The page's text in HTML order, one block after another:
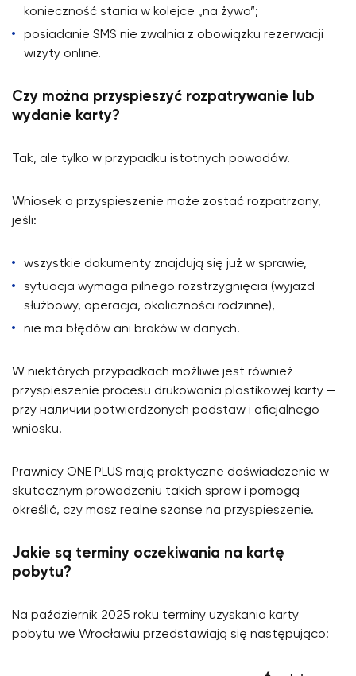
konieczność stania w kolejce „na żywo”;
posiadanie SMS nie zwalnia z obowiązku rezerwacji
wizyty online.
Czy można przyspieszyć rozpatrywanie lub
wydanie karty?
Tak, ale tylko w przypadku istotnych powodów.
Wniosek o przyspieszenie może zostać rozpatrzony,
jeśli:
wszystkie dokumenty znajdują się już w sprawie,
sytuacja wymaga pilnego rozstrzygnięcia (wyjazd
służbowy, operacja, okoliczności rodzinne),
nie ma błędów ani braków w danych.
W niektórych przypadkach możliwe jest również
przyspieszenie procesu drukowania plastikowej karty —
przy наличии potwierdzonych podstaw i oficjalnego
wniosku.
Prawnicy ONE PLUS mają praktyczne doświadczenie w
skutecznym prowadzeniu takich spraw i pomogą
określić, czy masz realne szanse na przyspieszenie.
Jakie są terminy oczekiwania na kartę
pobytu?
Na październik 2025 roku terminy uzyskania karty
pobytu we Wrocławiu przedstawiają się następująco: